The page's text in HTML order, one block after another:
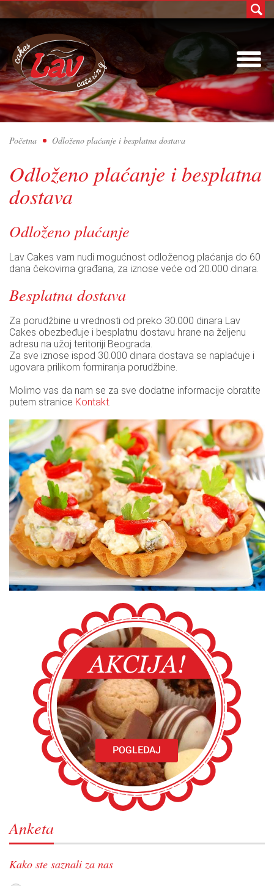
toggle
menu
Početna Odloženo plaćanje i besplatna dostava
Odloženo plaćanje i besplatna
dostava
Odloženo plaćanje
Lav Cakes vam nudi mogućnost odloženog plaćanja do 60
dana čekovima građana, za iznose veće od 20.000 dinara.
Besplatna dostava
Za porudžbine u vrednosti od preko 30.000 dinara Lav
Cakes obezbeđuje i besplatnu dostavu hrane na željenu
adresu na užoj teritoriji Beograda.
Za sve iznose ispod 30.000 dinara dostava se naplaćuje i
ugovara prilikom formiranja porudžbine.
Molimo vas da nam se za sve dodatne informacije obratite
putem stranice Kontakt.
Anketa
Kako ste saznali za nas